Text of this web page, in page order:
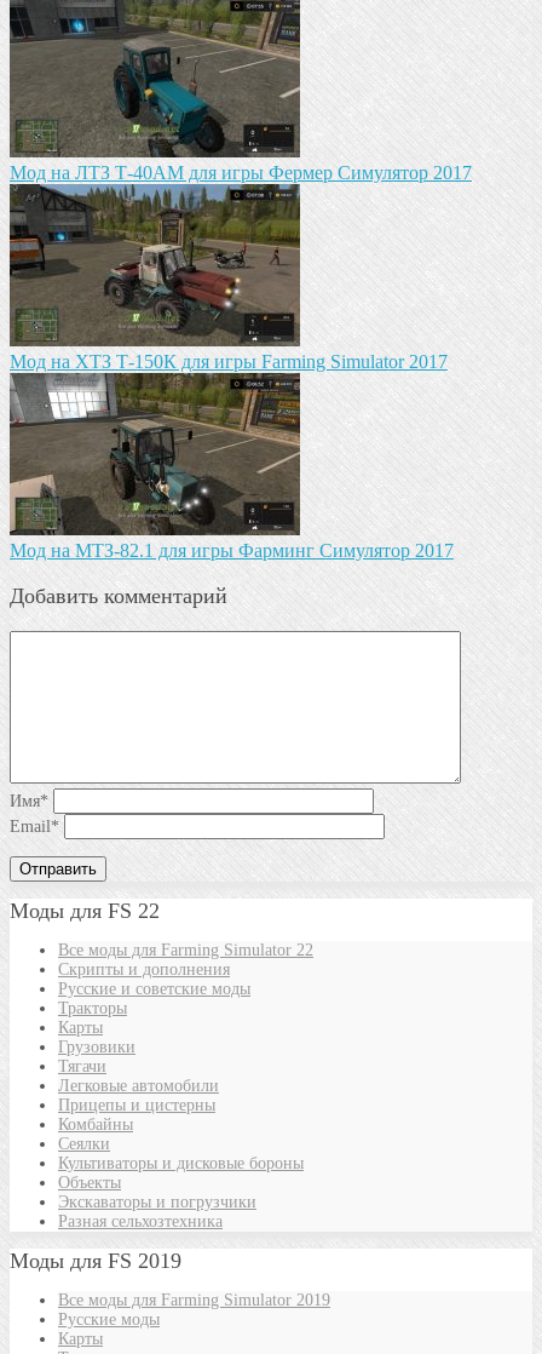
Мод на ЛТЗ Т-40АМ для игры Фермер Симулятор 2017
Мод на ХТЗ Т-150К для игры Farming Simulator 2017
Мод на МТЗ-82.1 для игры Фарминг Симулятор 2017
Добавить комментарий
Имя*
Email*
Моды для FS 22
Все моды для Farming Simulator 22
Скрипты и дополнения
Русские и советские моды
Тракторы
Карты
Грузовики
Тягачи
Легковые автомобили
Прицепы и цистерны
Комбайны
Сеялки
Культиваторы и дисковые бороны
Объекты
Экскаваторы и погрузчики
Разная сельхозтехника
Моды для FS 2019
Все моды для Farming Simulator 2019
Русские моды
Карты